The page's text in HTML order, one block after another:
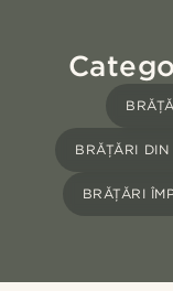
BRĂȚĂRI DIN
BRĂȚĂRI